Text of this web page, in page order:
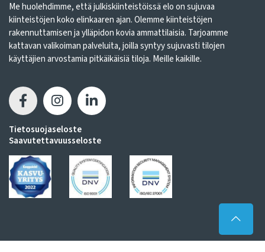
Me huolehdimme, että julkiskiinteistöissä elo on sujuvaa
kiinteistöjen koko elinkaaren ajan. Olemme kiinteistöjen
rakennuttamisen ja ylläpidon kovia ammattilaisia. Tarjoamme
kattavan valikoiman palveluita, joilla syntyy sujuvasti tilojen
käyttäjien arvostamia pitkäikäisiä tiloja. Meille kaikille.
Tietosuojaseloste
Saavutettavuusseloste